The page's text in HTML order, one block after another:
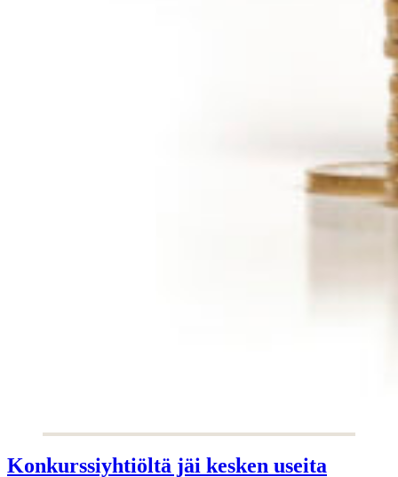
Konkurssiyhtiöltä jäi kesken useita